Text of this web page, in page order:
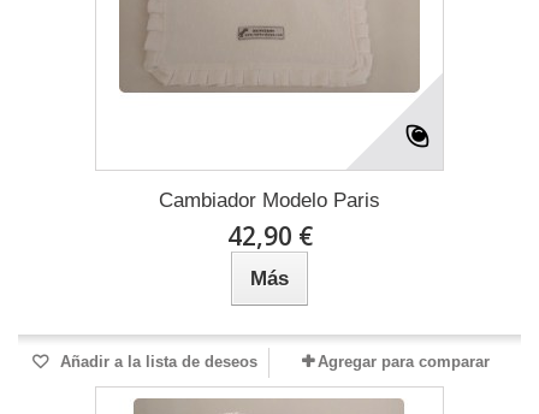
Cambiador Modelo Paris
42,90 €
Más
Añadir a la lista de deseos Agregar para comparar